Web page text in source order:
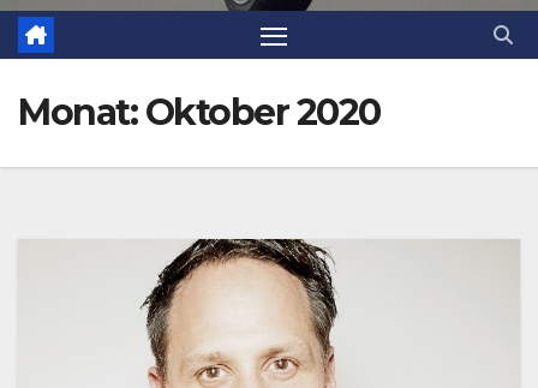
Monat:Oktober 2020